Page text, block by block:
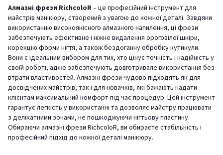
Алмазні фрези RichcoloR– це професійний інструмент для
майстрів манікюру, створений з увагою до кожної деталі. Завдяки
використанню високоякісного алмазного напилення, ці фрези
забезпечують ефективне і ніжне видалення ороговілої шкіри,
корекцію форми нігтя, а також бездоганну обробку кутикули.
Вони є ідеальним вибором для тих, хто цінує точність і надійність у
своїй роботі, адже забезпечують довготривале використання без
втрати властивостей. Алмазні фрези чудово підходять як для
досвідчених майстрів, так і для новачків, які бажають надати
клієнтам максимальний комфорт під час процедур. Цей інструмент
гарантує легкість у використанні та дозволяє майстру працювати
з делікатними зонами, не пошкоджуючи нігтьову пластину.
Обираючи алмазні фрези RichcoloR, ви обираєте стабільність і
професійний підхід до кожної деталі манікюру.